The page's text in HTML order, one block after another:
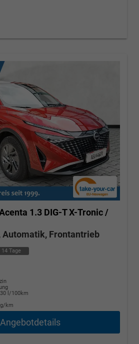
1.3 DIG-T X-Tronic /
Automatik, Frontantrieb
14 Tage
l/100km
g/km
Angebotdetails